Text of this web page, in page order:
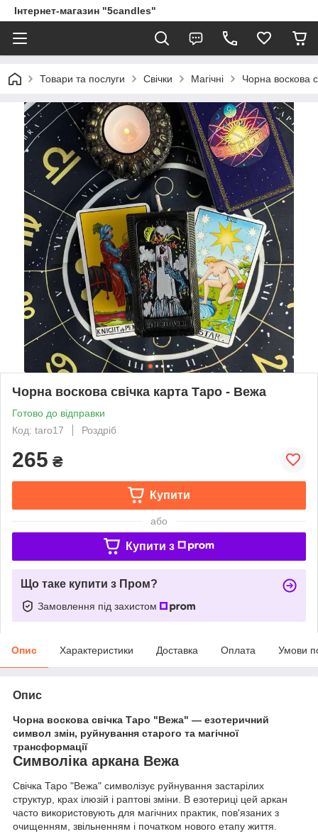
Інтернет-магазин "5candles"
Товари та послуги Свічки Магічні Чорна воскова
Чорна воскова свічка карта Таро - Вежа
Готово до відправки
Код: taro17
Роздріб
265 ₴
Купити
або
Купити з
Що таке купити з Пром?
Замовлення під захистом
Опис Характеристики Доставка Оплата Умови
Опис
Чорна воскова свічка Таро "Вежа" — езотеричний
символ змін, руйнування старого та магічної
трансформації
Символіка аркана Вежа
Свічка Таро "Вежа" символізує руйнування застарілих
структур, крах ілюзій і раптові зміни. В езотериці цей аркан
часто використовують для магічних практик, пов'язаних з
очищенням, звільненням і початком нового етапу життя.